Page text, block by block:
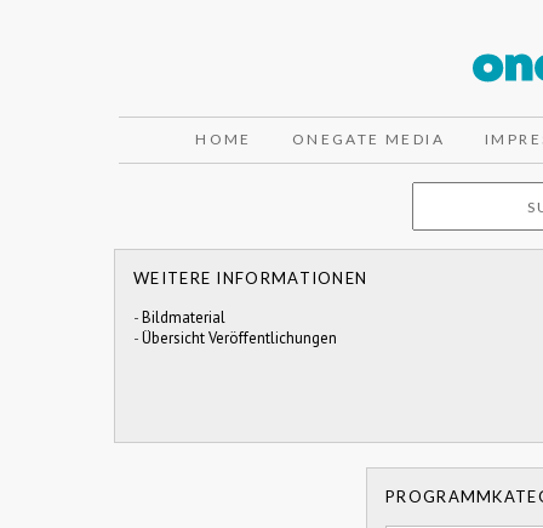
HOME ONEGATE MEDIA
WEITERE INFORMATIONEN
-Bildmaterial
-Übersicht Veröffentlichungen